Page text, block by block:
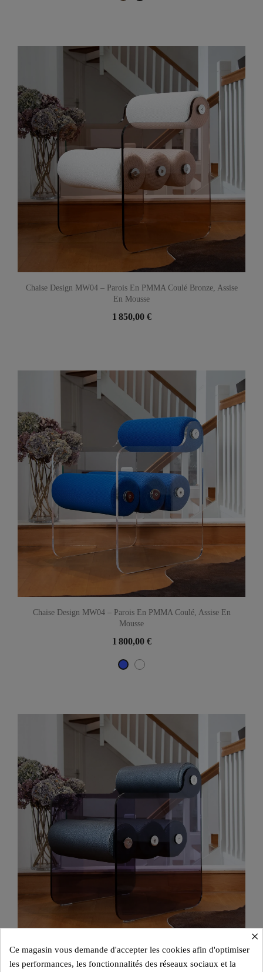
Chaise Design MW04 – Parois En PMMA Coulé Bronze, Assise
En Mousse
1 850,00 €
Chaise Design MW04 – Parois En PMMA Coulé, Assise En
Mousse
1 800,00 €
Bleu Blanc
Chaise Design MW04 – Parois En PMMA Coulé Gris, Assise En
Mousse
×
Ce magasin vous demande d'accepter les cookies afin d'optimiser
les performances, les fonctionnalités des réseaux sociaux et la